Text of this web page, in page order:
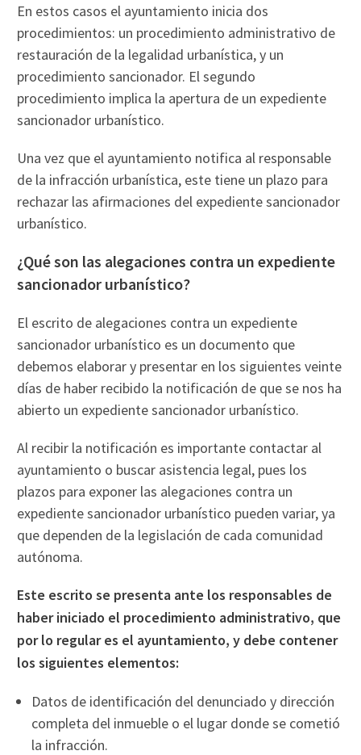
En estos casos el ayuntamiento inicia dos
procedimientos: un procedimiento administrativo de
restauración de la legalidad urbanística, y un
procedimiento sancionador. El segundo
procedimiento implica la apertura de un expediente
sancionador urbanístico.
Una vez que el ayuntamiento notifica al responsable
de la infracción urbanística, este tiene un plazo para
rechazar las afirmaciones del expediente sancionador
urbanístico.
¿Qué son las alegaciones contra un expediente
sancionador urbanístico?
El escrito de alegaciones contra un expediente
sancionador urbanístico es un documento que
debemos elaborar y presentar en los siguientes veinte
días de haber recibido la notificación de que se nos ha
abierto un expediente sancionador urbanístico.
Al recibir la notificación es importante contactar al
ayuntamiento o buscar asistencia legal, pues los
plazos para exponer las alegaciones contra un
expediente sancionador urbanístico pueden variar, ya
que dependen de la legislación de cada comunidad
autónoma.
Este escrito se presenta ante los responsables de
haber iniciado el procedimiento administrativo, que
por lo regular es el ayuntamiento, y debe contener
los siguientes elementos:
Datos de identificación del denunciado y dirección
completa del inmueble o el lugar donde se cometió
la infracción.